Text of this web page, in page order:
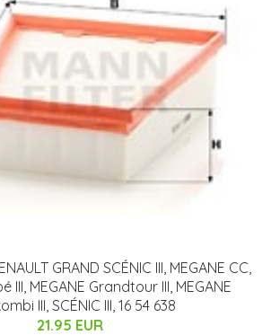
GRAND SCÉNIC III, MEGANE CC,
III, MEGANE Grandtour III, MEGANE
III, SCÉNIC III, 16 54 638
21.95 EUR